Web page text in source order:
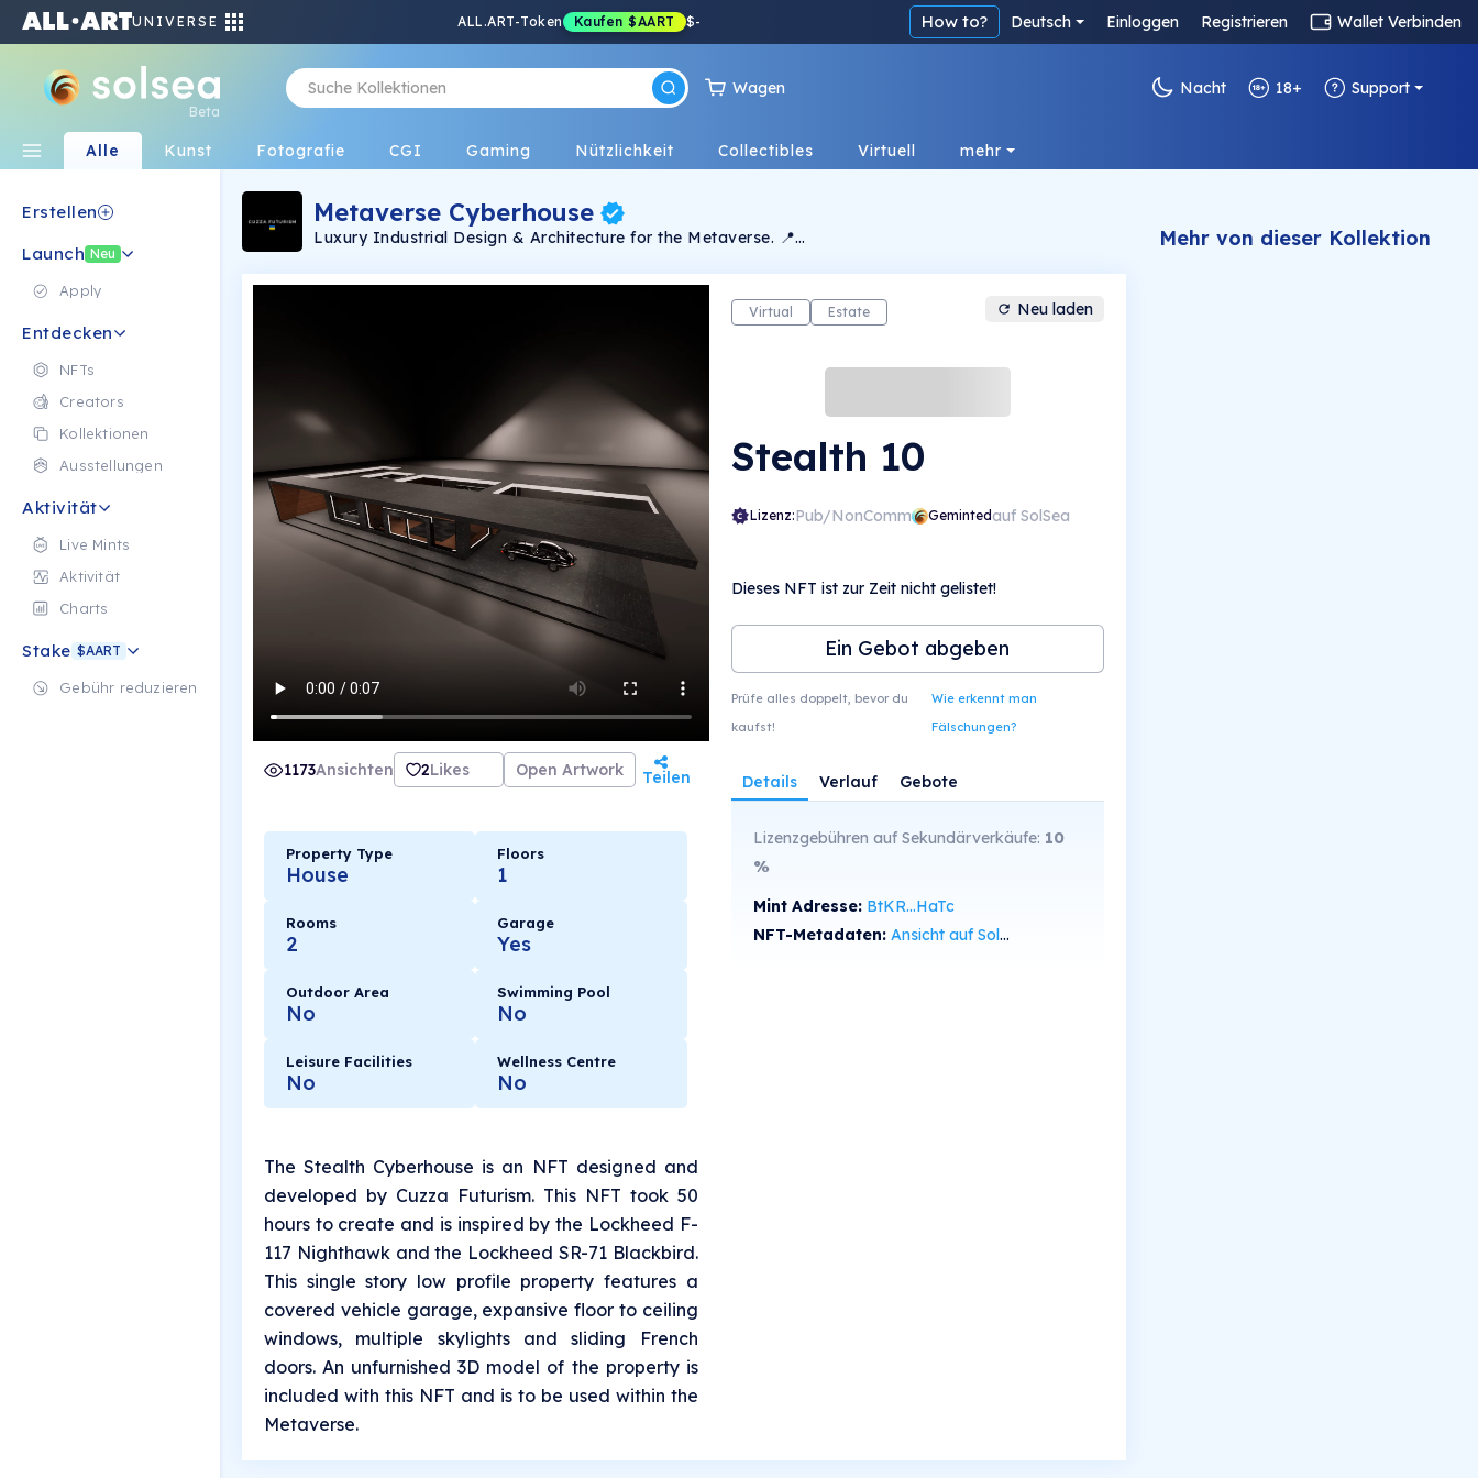
UNIVERSE ALL.ART-Token Kaufen $AART $- How to? Deutsch Einloggen Registrieren Wallet Verbinden
Beta
Wagen Nacht 18+ Support
Alle Kunst Fotografie CGI Gaming Nützlichkeit Collectibles Virtuell mehr
Erstellen
Launch Neu
Apply
Entdecken
NFTs
Creators
Kollektionen
Ausstellungen
Aktivität
Live Mints
Aktivität
Charts
Stake $AART
Gebühr reduzieren
Metaverse Cyberhouse
Luxury Industrial Design & Architecture for the Metaverse. 📍
1173Ansichten 2Likes Open Artwork Teilen
Property Type
House
Floors
1
Rooms
2
Garage
Yes
Outdoor Area
No
Swimming Pool
No
Leisure Facilities
No
Wellness Centre
No
The Stealth Cyberhouse is an NFT designed and
developed by Cuzza Futurism. This NFT took 50
hours to create and is inspired by the Lockheed F-
117 Nighthawk and the Lockheed SR-71 Blackbird.
This single story low profile property features a
covered vehicle garage, expansive floor to ceiling
windows, multiple skylights and sliding French
doors. An unfurnished 3D model of the property is
included with this NFT and is to be used within the
Metaverse.
Virtual Estate Neu laden
Stealth 10
Lizenz:Pub/NonComm Gemintedauf SolSea
Dieses NFT ist zur Zeit nicht gelistet!
Ein Gebot abgeben
Prüfe alles doppelt, bevor du
kaufst!
Wie erkennt man
Fälschungen?
Details Verlauf Gebote
Lizenzgebühren auf Sekundärverkäufe: 10
%
Mint Adresse: BtKR...HaTc
NFT-Metadaten: Ansicht auf SolScan
Mehr von dieser Kollektion